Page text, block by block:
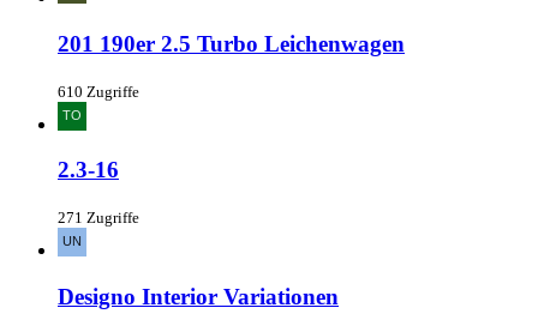
201 190er 2.5 Turbo Leichenwagen
610 Zugriffe
2.3-16
271 Zugriffe
Designo Interior Variationen